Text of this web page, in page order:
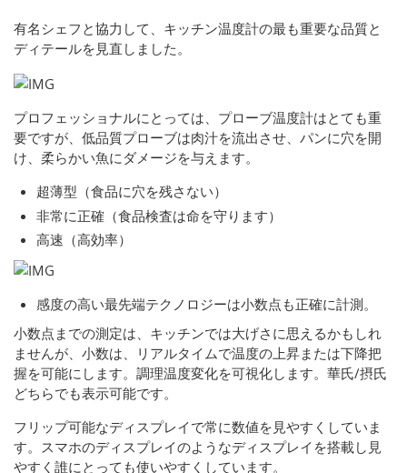
有名シェフと協力して、キッチン温度計の最も重要な品質と
ディテールを見直しました。
プロフェッショナルにとっては、プローブ温度計はとても重
要ですが、低品質プローブは肉汁を流出させ、パンに穴を開
け、柔らかい魚にダメージを与えます。
超薄型（食品に穴を残さない）
非常に正確（食品検査は命を守ります）
高速（高効率）
感度の高い最先端テクノロジーは小数点も正確に計測。
小数点までの測定は、キッチンでは大げさに思えるかもしれ
ませんが、小数は、リアルタイムで温度の上昇または下降把
握を可能にします。調理温度変化を可視化します。華氏/摂氏
どちらでも表示可能です。
フリップ可能なディスプレイで常に数値を見やすくしていま
す。スマホのディスプレイのようなディスプレイを搭載し見
やすく誰にとっても使いやすくしています。